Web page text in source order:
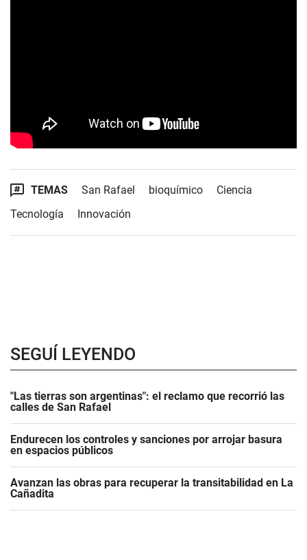
TEMAS San Rafael bioquímico
Ciencia
Tecnología
Innovación
SEGUÍ LEYENDO
"Las tierras son argentinas": el reclamo que recorrió las
calles de San Rafael
Endurecen los controles y sanciones por arrojar basura
en espacios públicos
Avanzan las obras para recuperar la transitabilidad en La
Cañadita